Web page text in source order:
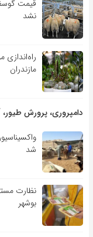
نشد
مازندران
دامپروری، پرورش طیور،
شد
نظارت
بوشهر